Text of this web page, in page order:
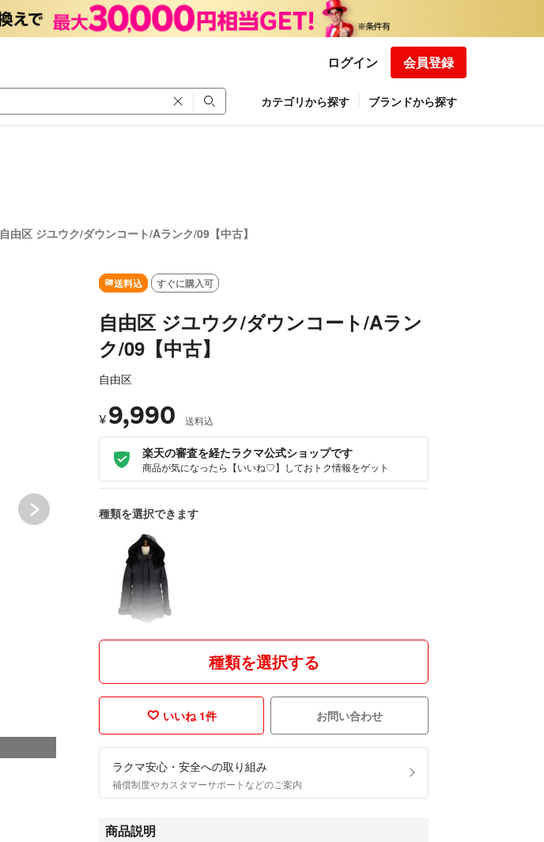
ログイン 会員登録
カテゴリから探す ブランドから探す
自由区 ジユウク/ダウンコート/Aランク/09【中古】
SOLD OUT
送料込 すぐに購入可
自由区 ジユウク/ダウンコート/Aラン
ク/09【中古】
自由区
¥ 9,990 送料込
楽天の審査を経たラクマ公式ショップです
商品が気になったら【いいね♡】しておトク情報をゲット
種類を選択できます
種類を選択する
いいね 1件 お問い合わせ
ラクマ安心・安全への取り組み
補償制度やカスタマーサポートなどのご案内
商品説明